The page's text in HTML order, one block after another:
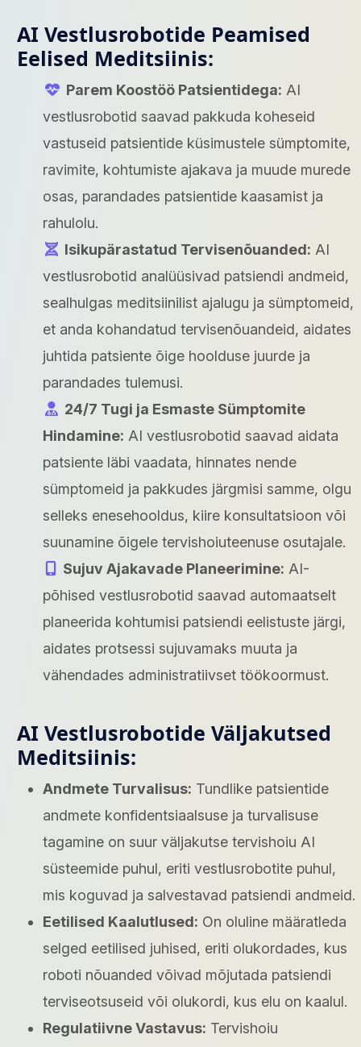
AI Vestlusrobotide Peamised
Eelised Meditsiinis:
Parem Koostöö Patsientidega: AI
vestlusrobotid saavad pakkuda koheseid
vastuseid patsientide küsimustele sümptomite,
ravimite, kohtumiste ajakava ja muude murede
osas, parandades patsientide kaasamist ja
rahulolu.
Isikupärastatud Tervisenõuanded: AI
vestlusrobotid analüüsivad patsiendi andmeid,
sealhulgas meditsiinilist ajalugu ja sümptomeid,
et anda kohandatud tervisenõuandeid, aidates
juhtida patsiente õige hoolduse juurde ja
parandades tulemusi.
24/7 Tugi ja Esmaste Sümptomite
Hindamine: AI vestlusrobotid saavad aidata
patsiente läbi vaadata, hinnates nende
sümptomeid ja pakkudes järgmisi samme, olgu
selleks enesehooldus, kiire konsultatsioon või
suunamine õigele tervishoiuteenuse osutajale.
Sujuv Ajakavade Planeerimine: AI-
põhised vestlusrobotid saavad automaatselt
planeerida kohtumisi patsiendi eelistuste järgi,
aidates protsessi sujuvamaks muuta ja
vähendades administratiivset töökoormust.
AI Vestlusrobotide Väljakutsed
Meditsiinis:
Andmete Turvalisus: Tundlike patsientide
andmete konfidentsiaalsuse ja turvalisuse
tagamine on suur väljakutse tervishoiu AI
süsteemide puhul, eriti vestlusrobotite puhul,
mis koguvad ja salvestavad patsiendi andmeid.
Eetilised Kaalutlused: On oluline määratleda
selged eetilised juhised, eriti olukordades, kus
roboti nõuanded võivad mõjutada patsiendi
terviseotsuseid või olukordi, kus elu on kaalul.
Regulatiivne Vastavus: Tervishoiu